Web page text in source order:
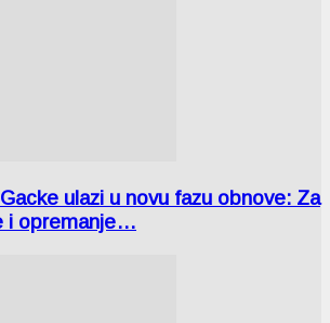
ulazi u novu fazu obnove: Za
i opremanje…